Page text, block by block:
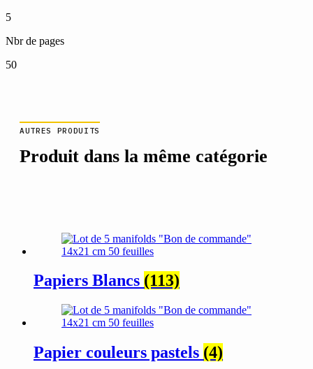
5
Nbr de pages
50
AUTRES PRODUITS
Produit dans la même catégorie
Papiers Blancs (113)
Papier couleurs pastels (4)